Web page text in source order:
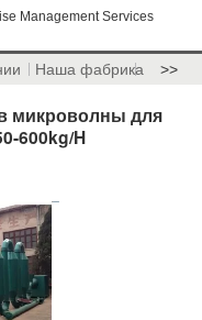
Management Services
Наша фабрика >>
микроволны для
600kg/H